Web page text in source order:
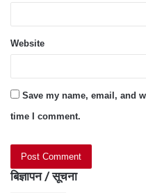
Website
Save my name, email, and
time I comment.
बिज्ञापन / सूचना